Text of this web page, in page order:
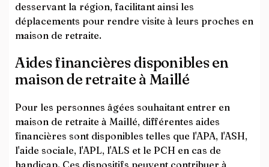
desservant la région, facilitant ainsi les
déplacements pour rendre visite à leurs proches en
maison de retraite.
Aides financières disponibles en
maison de retraite à Maillé
Pour les personnes âgées souhaitant entrer en
maison de retraite à Maillé, différentes aides
financières sont disponibles telles que l'APA, l'ASH,
l'aide sociale, l'APL, l'ALS et le PCH en cas de
handicap. Ces dispositifs peuvent contribuer à